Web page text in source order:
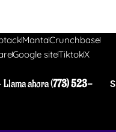
MantaCrunchbase
Google siteTiktokX
ahora (773) 523-